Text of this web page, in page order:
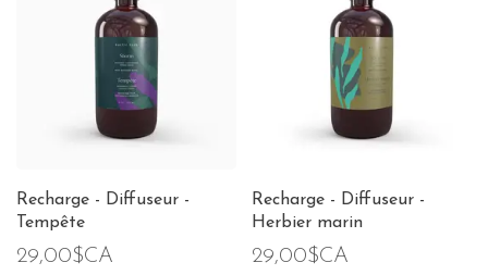
Recharge - Diffuseur -
Tempête
29,00$CA
Recharge - Diffuseur -
Herbier marin
29,00$CA